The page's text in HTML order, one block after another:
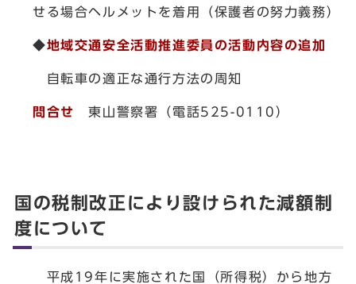
せる場合ヘルメットを着用（保護者の努力義務）
◆地域交通安全活動推進委員の活動内容の追加
自転車の適正な通行方法の周知
問合せ 東山警察署（電話525-0110）
国の税制改正により設けられた減額制
度について
平成19年に実施された国（所得税）から地方